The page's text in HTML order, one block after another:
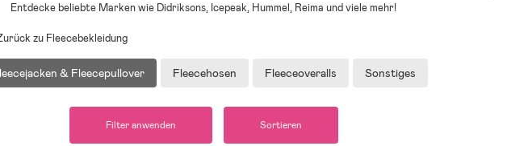
Entdecke beliebte Marken wie Didriksons, Icepeak, Hummel, Reima und viele mehr!
zu Fleecebekleidung
& Fleecepullover Fleecehosen Fleeceoveralls Sonstiges
Filter anwenden Sortieren